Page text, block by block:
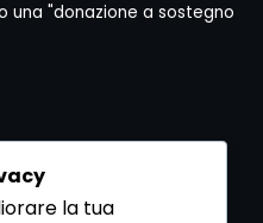
una "donazione a sostegno
la tua